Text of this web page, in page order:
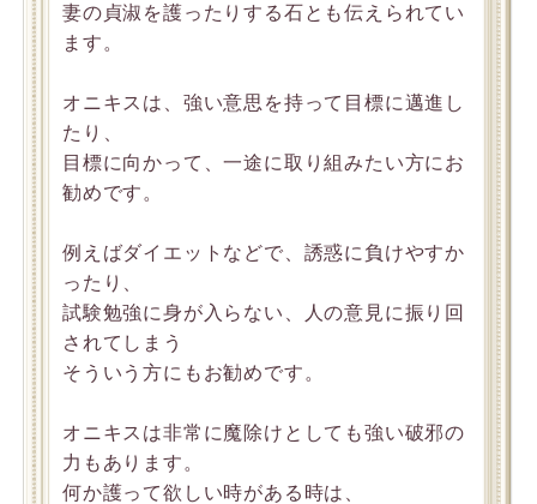
妻の貞淑を護ったりする石とも伝えられてい
ます。
オニキスは、強い意思を持って目標に邁進し
たり、
目標に向かって、一途に取り組みたい方にお
勧めです。
例えばダイエットなどで、誘惑に負けやすか
ったり、
試験勉強に身が入らない、人の意見に振り回
されてしまう
そういう方にもお勧めです。
オニキスは非常に魔除けとしても強い破邪の
力もあります。
何か護って欲しい時がある時は、